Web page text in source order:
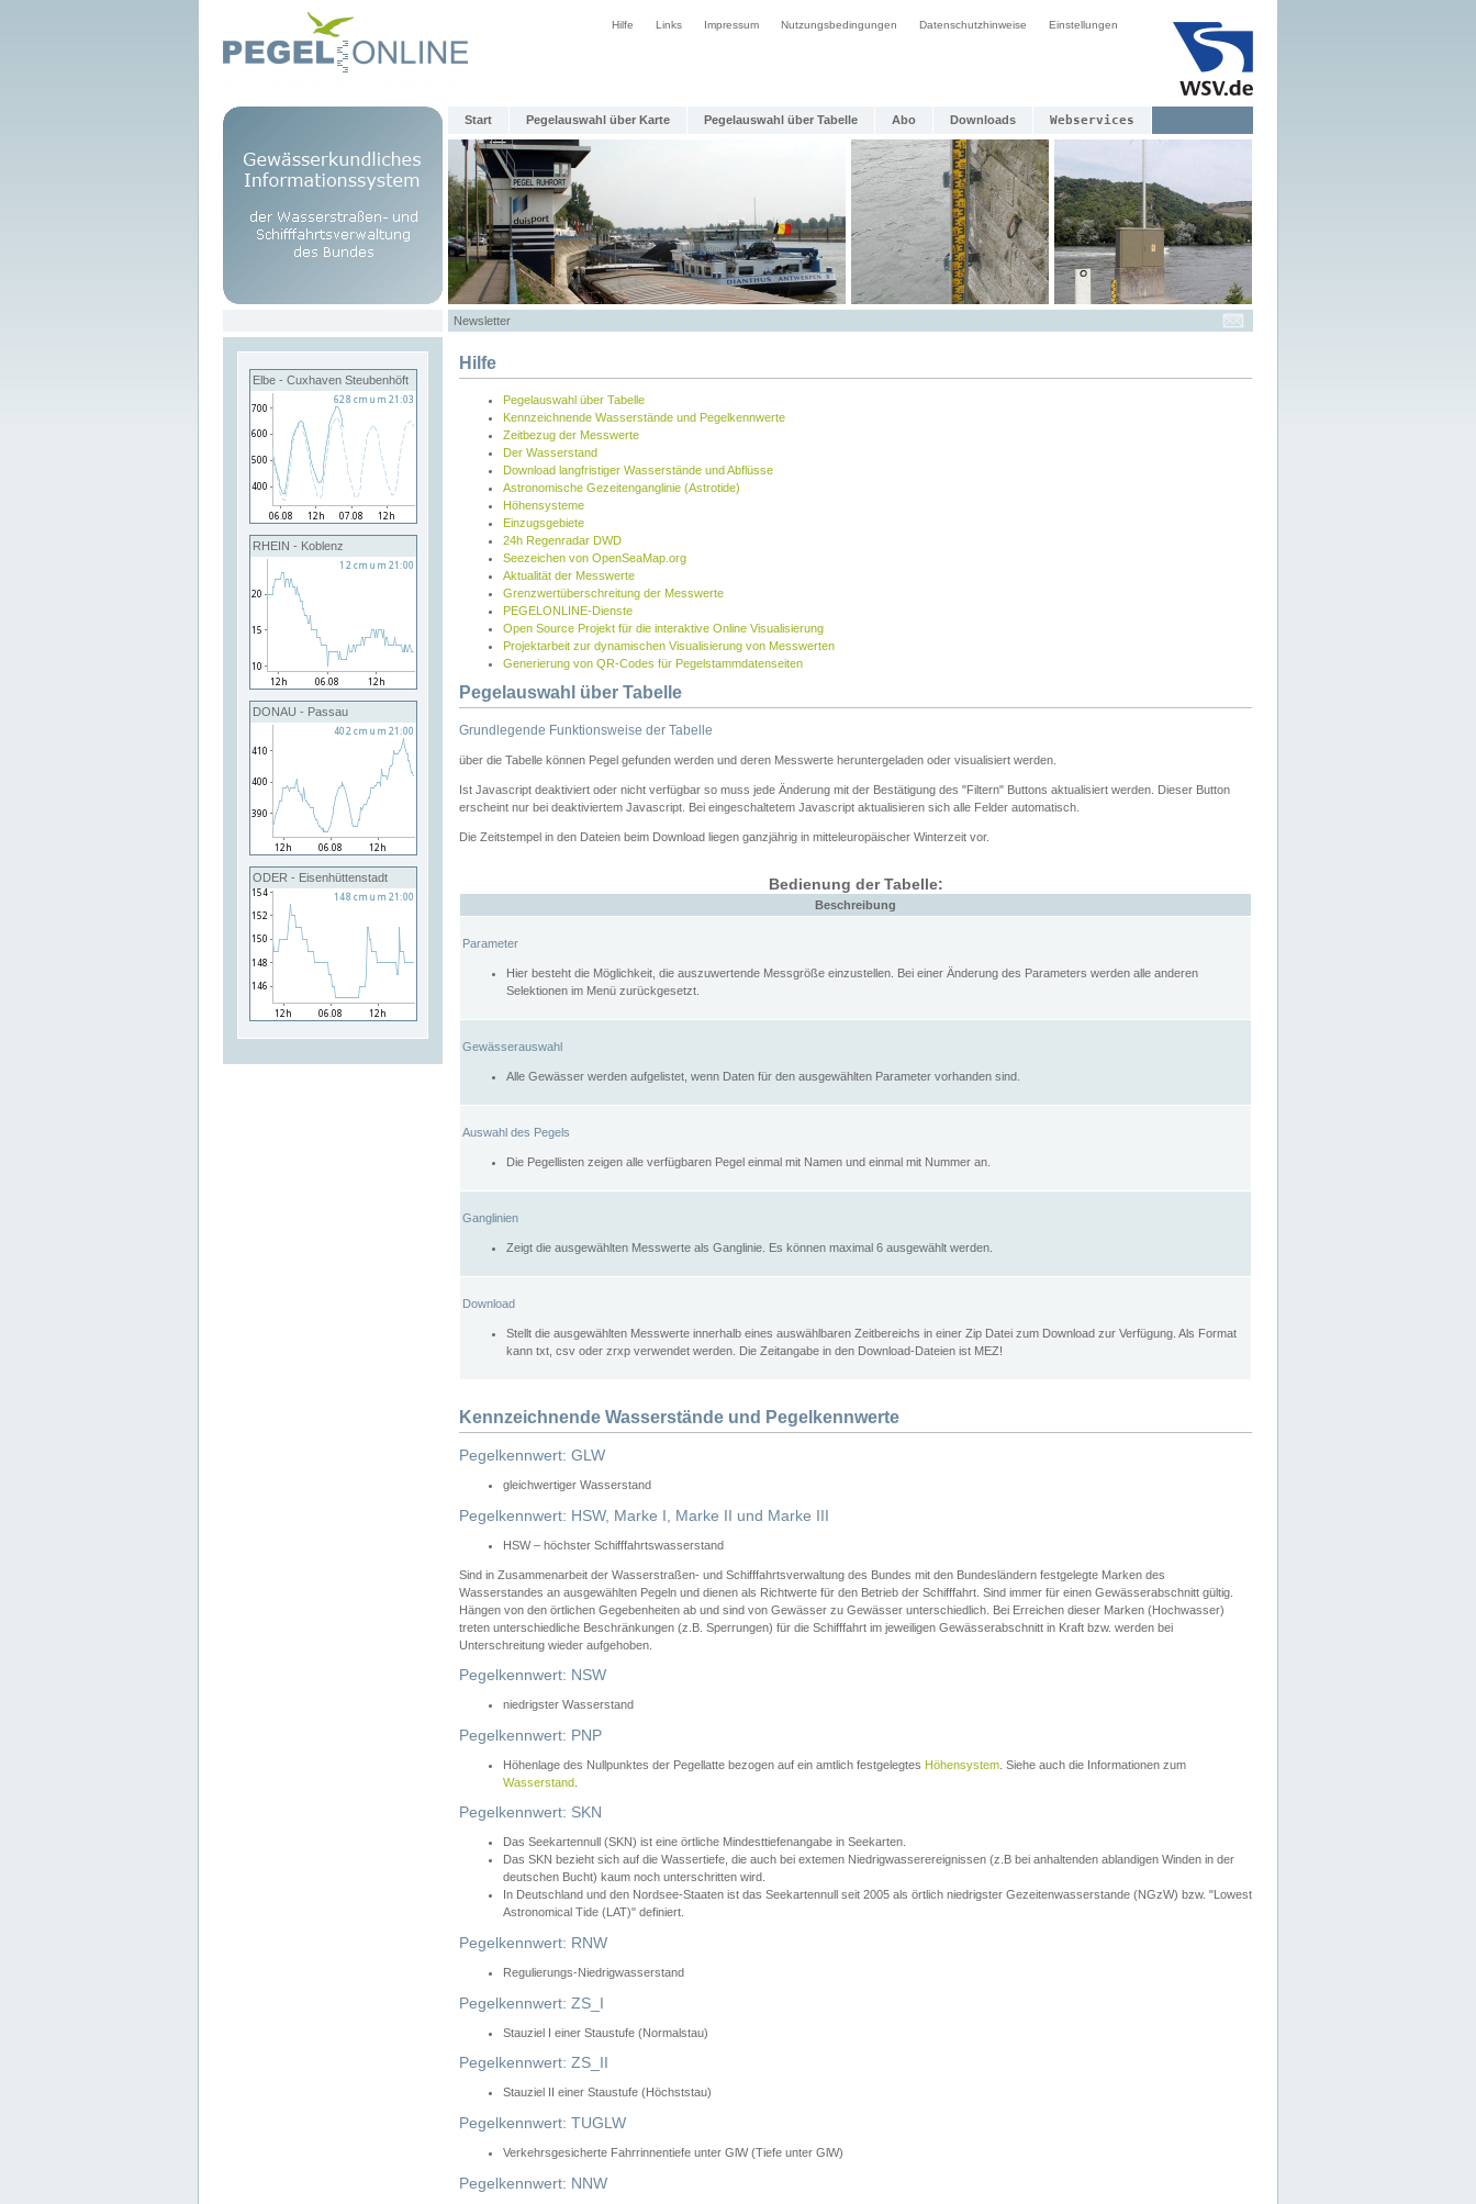
Hilfe Links Impressum Nutzungsbedingungen Datenschutzhinweise Einstellungen
Start Pegelauswahl über Karte Pegelauswahl über Tabelle Abo Downloads Webservices
Newsletter
Elbe - Cuxhaven Steubenhöft
RHEIN - Koblenz
DONAU - Passau
ODER - Eisenhüttenstadt
Hilfe
Pegelauswahl über Tabelle
Kennzeichnende Wasserstände und Pegelkennwerte
Zeitbezug der Messwerte
Der Wasserstand
Download langfristiger Wasserstände und Abflüsse
Astronomische Gezeitenganglinie (Astrotide)
Höhensysteme
Einzugsgebiete
24h Regenradar DWD
Seezeichen von OpenSeaMap.org
Aktualität der Messwerte
Grenzwertüberschreitung der Messwerte
PEGELONLINE-Dienste
Open Source Projekt für die interaktive Online Visualisierung
Projektarbeit zur dynamischen Visualisierung von Messwerten
Generierung von QR-Codes für Pegelstammdatenseiten
Pegelauswahl über Tabelle
Grundlegende Funktionsweise der Tabelle
über die Tabelle können Pegel gefunden werden und deren Messwerte heruntergeladen oder visualisiert werden.
Ist Javascript deaktiviert oder nicht verfügbar so muss jede Änderung mit der Bestätigung des "Filtern" Buttons aktualisiert werden. Dieser Button
erscheint nur bei deaktiviertem Javascript. Bei eingeschaltetem Javascript aktualisieren sich alle Felder automatisch.
Die Zeitstempel in den Dateien beim Download liegen ganzjährig in mitteleuropäischer Winterzeit vor.
Bedienung der Tabelle:
Beschreibung
Parameter
Hier besteht die Möglichkeit, die auszuwertende Messgröße einzustellen. Bei einer Änderung des Parameters werden alle anderen
Selektionen im Menü zurückgesetzt.
Gewässerauswahl
Alle Gewässer werden aufgelistet, wenn Daten für den ausgewählten Parameter vorhanden sind.
Auswahl des Pegels
Die Pegellisten zeigen alle verfügbaren Pegel einmal mit Namen und einmal mit Nummer an.
Ganglinien
Zeigt die ausgewählten Messwerte als Ganglinie. Es können maximal 6 ausgewählt werden.
Download
Stellt die ausgewählten Messwerte innerhalb eines auswählbaren Zeitbereichs in einer Zip Datei zum Download zur Verfügung. Als Format
kann txt, csv oder zrxp verwendet werden. Die Zeitangabe in den Download-Dateien ist MEZ!
Kennzeichnende Wasserstände und Pegelkennwerte
Pegelkennwert: GLW
gleichwertiger Wasserstand
Pegelkennwert: HSW, Marke I, Marke II und Marke III
HSW – höchster Schifffahrtswasserstand
Sind in Zusammenarbeit der Wasserstraßen- und Schifffahrtsverwaltung des Bundes mit den Bundesländern festgelegte Marken des
Wasserstandes an ausgewählten Pegeln und dienen als Richtwerte für den Betrieb der Schifffahrt. Sind immer für einen Gewässerabschnitt gültig.
Hängen von den örtlichen Gegebenheiten ab und sind von Gewässer zu Gewässer unterschiedlich. Bei Erreichen dieser Marken (Hochwasser)
treten unterschiedliche Beschränkungen (z.B. Sperrungen) für die Schifffahrt im jeweiligen Gewässerabschnitt in Kraft bzw. werden bei
Unterschreitung wieder aufgehoben.
Pegelkennwert: NSW
niedrigster Wasserstand
Pegelkennwert: PNP
Höhenlage des Nullpunktes der Pegellatte bezogen auf ein amtlich festgelegtes Höhensystem . Siehe auch die Informationen zum
Wasserstand
Pegelkennwert: SKN
Das Seekartennull (SKN) ist eine örtliche Mindesttiefenangabe in Seekarten.
Das SKN bezieht sich auf die Wassertiefe, die auch bei extemen Niedrigwasserereignissen (z.B bei anhaltenden ablandigen Winden in der
deutschen Bucht) kaum noch unterschritten wird.
In Deutschland und den Nordsee-Staaten ist das Seekartennull seit 2005 als örtlich niedrigster Gezeitenwasserstande (NGzW) bzw. "Lowest
Astronomical Tide (LAT)" definiert.
Pegelkennwert: RNW
Regulierungs-Niedrigwasserstand
Pegelkennwert: ZS_I
Stauziel I einer Staustufe (Normalstau)
Pegelkennwert: ZS_II
Stauziel II einer Staustufe (Höchststau)
Pegelkennwert: TUGLW
Verkehrsgesicherte Fahrrinnentiefe unter GlW (Tiefe unter GlW)
Pegelkennwert: NNW